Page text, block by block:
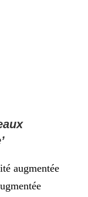
augmentée